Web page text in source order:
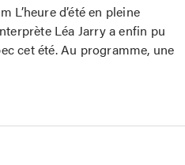
L’heure d’été en pleine
Léa Jarry a enfin pu
cet été. Au programme, une